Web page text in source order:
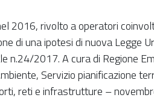
2016, rivolto a operatori
di una ipotesi di nuova Legge
n.24/2017. A cura di Regione
Servizio pianificazione
reti e infrastrutture –